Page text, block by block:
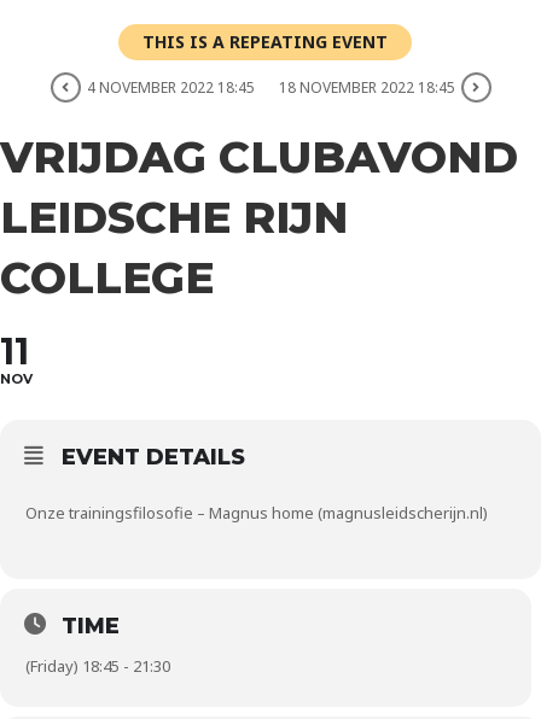
THIS IS A REPEATING EVENT
4 NOVEMBER 2022 18:45 18 NOVEMBER 2022 18:45
VRIJDAG CLUBAVOND
LEIDSCHE RIJN
COLLEGE
11
NOV
EVENT DETAILS
Onze trainingsfilosofie – Magnus home (magnusleidscherijn.nl)
TIME
(Friday) 18:45 - 21:30